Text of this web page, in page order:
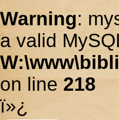
Warning:
a valid
on line 218
ï»¿